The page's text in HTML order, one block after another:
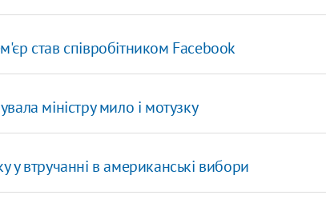
став співробітником Facebook
міністру мило і мотузку
у втручанні в американські вибори